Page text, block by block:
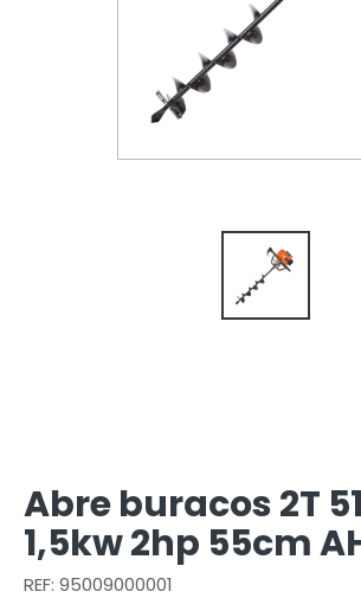
Abre buracos 2T
1,5kw 2hp 55cm
REF: 95009000001